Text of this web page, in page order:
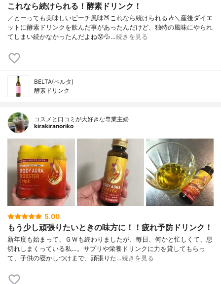
これなら続けられる！酵素ドリンク！
／とーっても美味しいピーチ風味🍑これなら続けられる🎶＼産後ダイエ
ットに酵素ドリンクを飲んだ事があったんだけど、独特の風味にやられ
てしまい続かなかったんだよね😵💦…続きを見る
BELTA(ベルタ)
酵素ドリンク
コスメと口コミが大好きな専業主婦
kirakiranoriko
5.00
もう少し頑張りたいときの味方に！！疲れ予防ドリンク！
新年度も始まって、ＧＷも終わりましたが、毎日、何かと忙しくて、息
切れしまくっている私…。サプリや栄養ドリンクに力を貸してもらっ
て、子供の寝かしつけまで、頑張りた…続きを見る